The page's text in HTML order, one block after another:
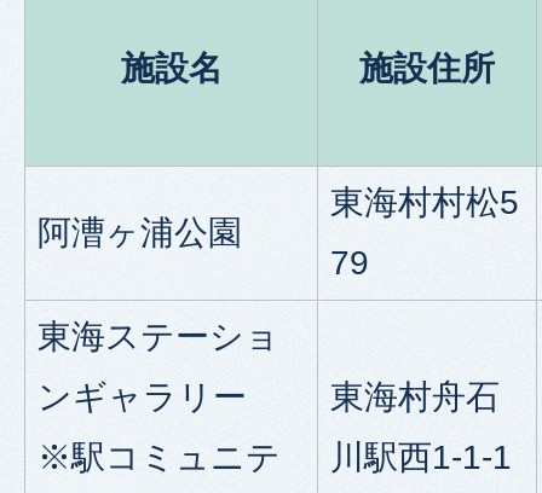
施設名 施設住所
阿漕ヶ浦公園
東海村村松5
79
東海ステーショ
ンギャラリー
※駅コミュニテ
東海村舟石
川駅西1-1-1